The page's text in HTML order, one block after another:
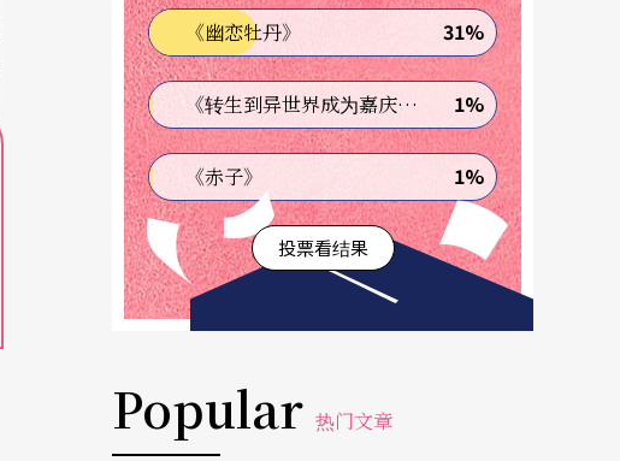
《幽恋牡丹》 31%
《转生到异世界成为嘉庆君—发现我的祖先是诈骗集团!?》 1%
《赤子》 1%
投票看结果
Popular 热门文章